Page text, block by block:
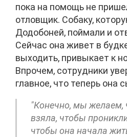
пока на помощь не
отловщик. Собаку,
Додобоней, поймали и
Сейчас она живет в
выходить, привыкает к
Впрочем, сотрудники
главное, что теперь она
"Конечно, мы желаем,
взяла, чтобы
чтобы она начала